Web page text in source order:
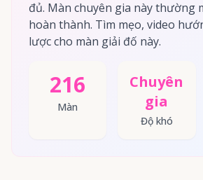
đủ. Màn chuyên gia này thường
hoàn thành. Tìm mẹo, video
lược cho màn giải đố này.
216
Màn
Chuyên
gia
Độ khó